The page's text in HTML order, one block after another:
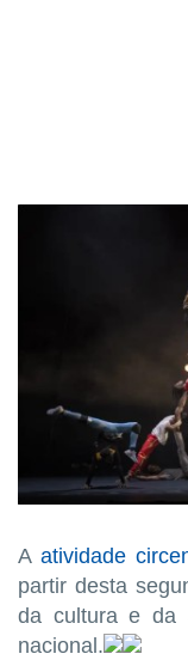
Aatividade
partir desta
da cultura e da
nacional.